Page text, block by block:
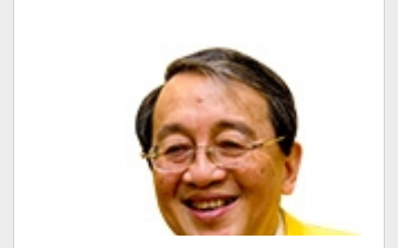
客家話、原住民各族語也不會被壓迫。 如果一九
四五年八一五台灣獨立了，台灣早已是聯合國會
員國，也不至於迄今仍以國體不明的身分爭取加
入聯合國。當然不會捲入國內戰後兩個中國的鬥
爭。當然也沒有以反共為名、行專政之實的卅八
年戒嚴讓許多政治受難者的母親長期在黑夜哭
泣。 如果一九四五年八一五台灣獨立了，台灣早
已民主化，不必有長期戒嚴體制的壓迫，也沒有
隨中國國民黨從中國流亡到台灣形成的流亡殖民
群落留下來的遺民問題。漢字文化圈的國家台灣
統賴清德昨日於凱達格蘭論壇致詞表示，中國的
「民促法」不僅侵害台灣主權，更透過跨國鎮
壓，對世界各國人民進行政治審查、製造寒蟬效
應，是國際社會應該團結反制的惡法；台灣不會
接受統戰滲透和紅色恐怖、不會坐視中國將壓迫
黑手伸進台灣，或任何自由國家與地區。 不會坐
視北京黑手伸進台灣 賴清德指出，中國上個月不
顧國際反對，實施「民族團結進步促進法」，
「對中政策跨國議會聯盟」（IPAC）隨即發表聲
明，譴責嚴重違反基本人權。他感謝IPAC日本共
同主席中谷元、IPAC執行主任裴倫德昨以行動再